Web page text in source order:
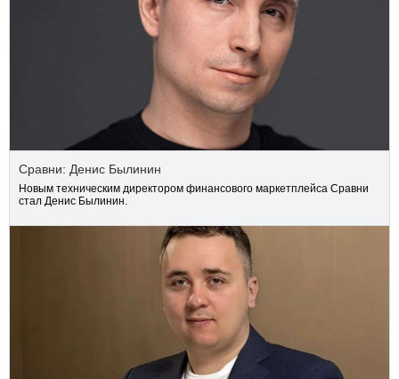
Сравни: Денис Былинин
Новым техническим директором финансового маркетплейса Сравни
стал Денис Былинин.